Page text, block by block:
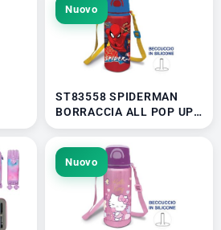
Nuovo
ST83558 SPIDERMAN
BORRACCIA ALL POP UP
CON CANNUCCIA E
TRACOLLA 41401
Nuovo